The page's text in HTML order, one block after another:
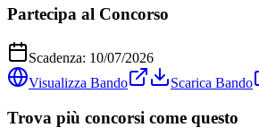
Partecipa al Concorso
Scadenza: 10/07/2026
Visualizza Bando
Scarica Bando
Trova più concorsi come questo